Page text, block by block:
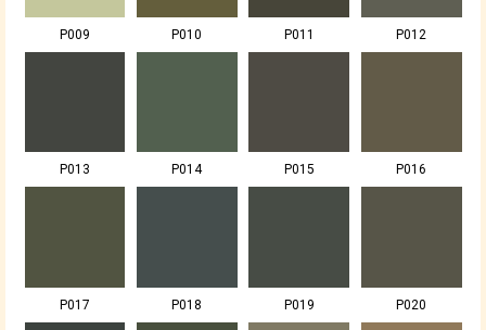
P009 P010 P011 P012
P013 P014 P015 P016
P017 P018 P019 P020